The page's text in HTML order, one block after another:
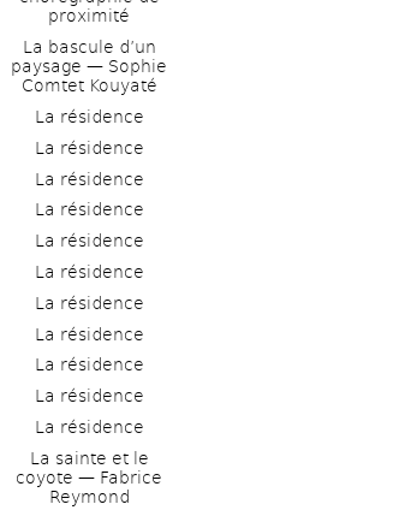
proximité
La bascule d’un
paysage — Sophie
Comtet Kouyaté
La résidence
La résidence
La résidence
La résidence
La résidence
La résidence
La résidence
La résidence
La résidence
La résidence
La résidence
La sainte et le
coyote — Fabrice
Reymond